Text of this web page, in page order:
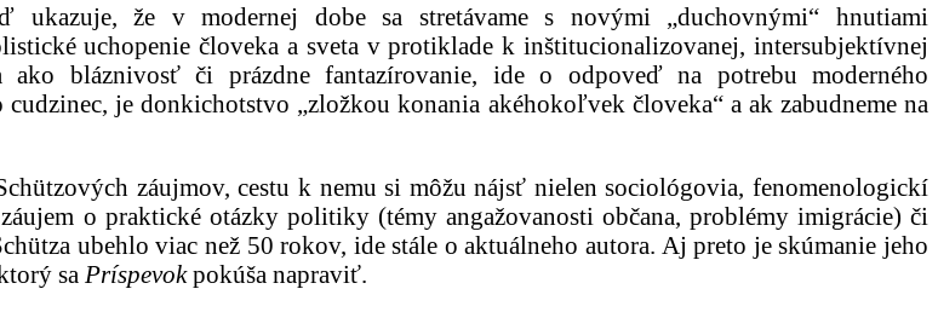
ukazuje, že v modernej dobe sa stretávame s novými „duchovnými“ hnutiami
uchopenie človeka a sveta v protiklade k inštitucionalizovanej, intersubjektívnej
bláznivosť či prázdne fantazírovanie, ide o odpoveď na potrebu moderného
je donkichotstvo „zložkou konania akéhokoľvek človeka“ a ak zabudneme na
záujmov, cestu k nemu si môžu nájsť nielen sociológovia, fenomenologickí
o praktické otázky politiky (témy angažovanosti občana, problémy imigrácie) či
ubehlo viac než 50 rokov, ide stále o aktuálneho autora. Aj preto je skúmanie jeho
sa Príspevokpokúša napraviť.